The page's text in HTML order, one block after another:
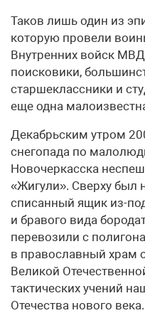
Таков лишь один из
которую провели
Внутренних войск
поисковики,
старшеклассники и
еще одна
Декабрьским утром
снегопада по
Новочеркасска
«Жигули». Сверху был
списанный ящик из-
и бравого вида
перевозили с
в православный храм
Великой
тактических учений
Отечества нового века.